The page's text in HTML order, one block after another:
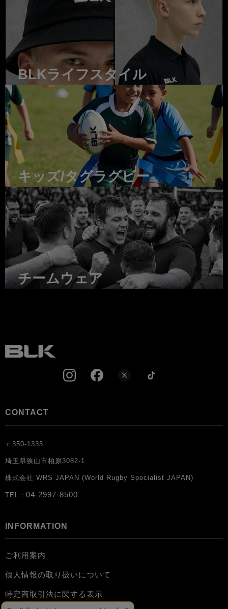
BLKライフスタイル
キッズ/タグラグビー
チームウェア
CONTACT
〒350-1335
埼玉県狭山市柏原3082-1
株式会社 WRS JAPAN (World Rugby Specialist JAPAN)
TEL： 04-2997-8500
INFORMATION
ご利用案内
個人情報の取り扱いについて
特定商取引法に関する表示